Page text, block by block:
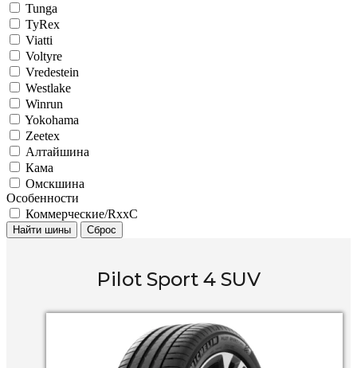
Tunga
TyRex
Viatti
Voltyre
Vredestein
Westlake
Winrun
Yokohama
Zeetex
Алтайшина
Кама
Омскшина
Особенности
Коммерческие/RxxC
Найти шины Сброс
Pilot Sport 4 SUV